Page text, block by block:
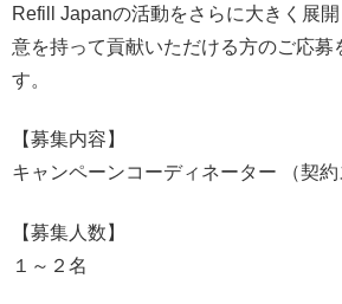
Refill Japanの活動をさらに大きく展
意を持って貢献いただける方のご応募
す。
【募集内容】
キャンペーンコーディネーター （契約
【募集人数】
１～２名